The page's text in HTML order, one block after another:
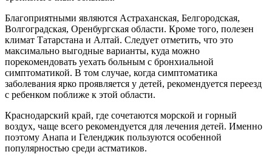
Благоприятными являются Астраханская, Белгородская,
Волгоградская, Оренбургская области. Кроме того, полезен
климат Татарстана и Алтай. Следует отметить, что это
максимально выгодные варианты, куда можно
порекомендовать уехать больным с бронхиальной
симптоматикой. В том случае, когда симптоматика
заболевания ярко проявляется у детей, рекомендуется переезд
с ребенком поближе к этой области.
Краснодарский край, где сочетаются морской и горный
воздух, чаще всего рекомендуется для лечения детей. Именно
поэтому Анапа и Геленджик пользуются особенной
популярностью среди астматиков.